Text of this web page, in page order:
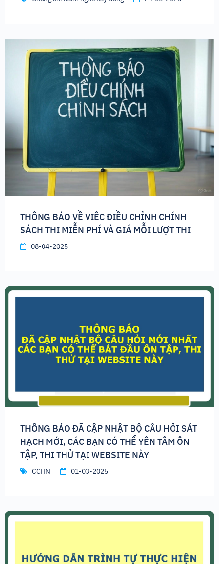
THÔNG BÁO VỀ VIỆC ĐIỀU CHỈNH CHÍNH
SÁCH THI MIỄN PHÍ VÀ GIÁ MỖI LƯỢT THI
08-04-2025
THÔNG BÁO ĐÃ CẬP NHẬT BỘ CÂU HỎI SÁT
HẠCH MỚI, CÁC BẠN CÓ THỂ YÊN TÂM ÔN
TẬP, THI THỬ TẠI WEBSITE NÀY
CCHN 01-03-2025